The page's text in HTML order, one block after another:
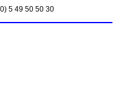
5 49 50 50 30